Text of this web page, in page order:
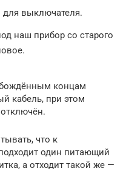
выключателя.
наш прибор со старого
концам
кабель, при этом
что к
один питающий
а отходит такой же —